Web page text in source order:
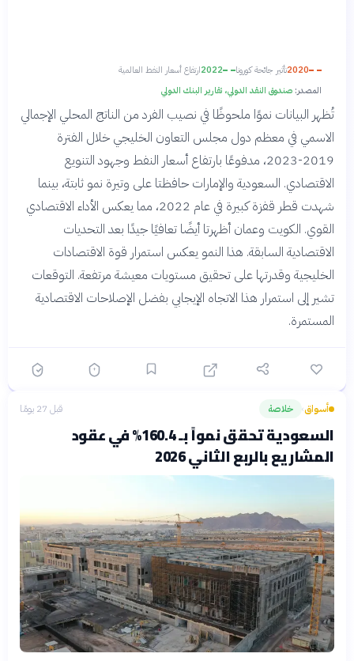
2020تأثير جائحة كورونا 2022ارتفاع أسعار النفط العالمية
المصدر: صندوق النقد الدولي، تقارير البنك الدولي
تُظهر البيانات نموًا ملحوظًا في نصيب الفرد من الناتج المحلي الإجمالي
الاسمي في معظم دول مجلس التعاون الخليجي خلال الفترة
2019-2023، مدفوعًا بارتفاع أسعار النفط وجهود التنويع
الاقتصادي. السعودية والإمارات حافظتا على وتيرة نمو ثابتة، بينما
شهدت قطر قفزة كبيرة في عام 2022، مما يعكس الأداء الاقتصادي
القوي. الكويت وعمان أظهرتا أيضًا تعافيًا جيدًا بعد التحديات
الاقتصادية السابقة. هذا النمو يعكس استمرار قوة الاقتصادات
الخليجية وقدرتها على تحقيق مستويات معيشة مرتفعة. التوقعات
تشير إلى استمرار هذا الاتجاه الإيجابي بفضل الإصلاحات الاقتصادية
المستمرة.
أسواق› خلاصة قبل 27 يومًا
السعودية تحقق نمواً بـ 160.4% في عقود
المشاريع بالربع الثاني 2026